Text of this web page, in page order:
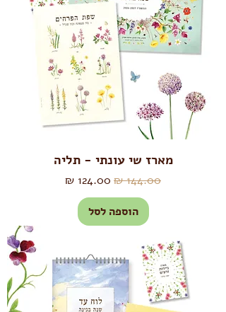
מארז שי עונתי - תליה
מחיר רגיל מחיר מבצע
הוספה לסל